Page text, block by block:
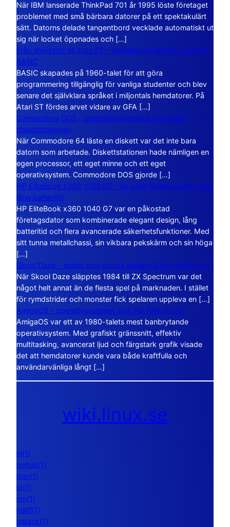
När IBM lanserade ThinkPad 701 år 1995 löste företaget
problemet med små bärbara datorer på ett spektakulärt
sätt. Datorns delade tangentbord vecklade automatiskt ut
sig när locket öppnades och […]
Från stordator till Atari ST – historien om BASIC och GFA
BASIC
BASIC skapades på 1960-talet för att göra
programmering tillgänglig för vanliga studenter och blev
senare det självklara språket i miljontals hemdatorer. På
Atari ST fördes arvet vidare av GFA […]
Commodore DOS – operativsystemet som bodde i
diskettstationen
När Commodore 64 läste en diskett var det inte bara
datorn som arbetade. Diskettstationen hade nämligen en
egen processor, ett eget minne och ett eget
operativsystem. Commodore DOS gjorde […]
HP EliteBook x360 1040 G7 – en lyxig företagsdator med
lång batteritid
HP EliteBook x360 1040 G7 var en påkostad
företagsdator som kombinerade elegant design, lång
batteritid och flera avancerade säkerhetsfunktioner. Med
sitt tunna metallchassi, sin vikbara pekskärm och sin höga
[…]
Skool Daze – spelet som gjorde skolan till ett öppet kaos
När Skool Daze släpptes 1984 till ZX Spectrum var det
något helt annat än de flesta spel på marknaden. I stället
för rymdstrider och monster fick spelaren uppleva en […]
AmigaOS – operativsystemet som var före sin tid
AmigaOS var ett av 1980-talets mest banbrytande
operativsystem. Med grafiskt gränssnitt, effektiv
multitasking, avancerat ljud och färgstark grafik visade
det att hemdatorer kunde vara både kraftfulla och
användarvänliga långt […]
wiki.linux.se
nl(1)
nohup(1)
pon(1)
ld(1)
nm(1)
ndiff(1)
gstack(1)